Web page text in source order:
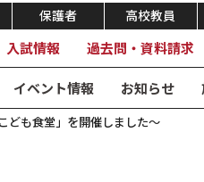
保護者 高校教員
入試情報 過去問・資料請求
イベント情報 お知らせ
ども食堂」を開催しました～